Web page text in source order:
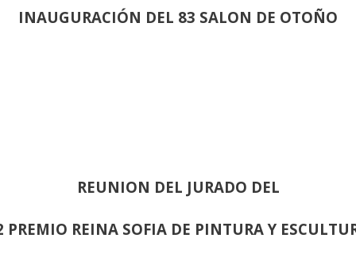
INAUGURACIÓN DEL 83 SALON DE OTOÑO
REUNION DEL JURADO DEL
PREMIO REINA SOFIA DE PINTURA Y